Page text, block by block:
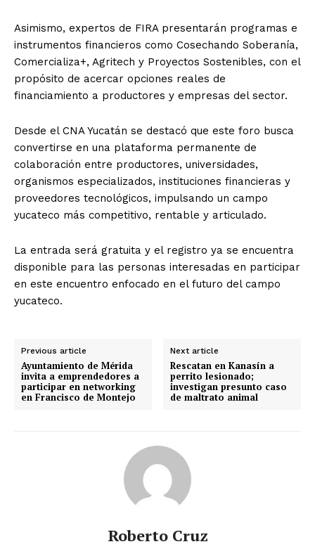
Asimismo, expertos de FIRA presentarán programas e
instrumentos financieros como Cosechando Soberanía,
Comercializa+, Agritech y Proyectos Sostenibles, con el
propósito de acercar opciones reales de
financiamiento a productores y empresas del sector.
Desde el CNA Yucatán se destacó que este foro busca
convertirse en una plataforma permanente de
colaboración entre productores, universidades,
organismos especializados, instituciones financieras y
proveedores tecnológicos, impulsando un campo
yucateco más competitivo, rentable y articulado.
La entrada será gratuita y el registro ya se encuentra
disponible para las personas interesadas en participar
en este encuentro enfocado en el futuro del campo
yucateco.
Previous article
Ayuntamiento de Mérida
invita a emprendedores a
participar en networking
en Francisco de Montejo
Next article
Rescatan en Kanasín a
perrito lesionado;
investigan presunto caso
de maltrato animal
Roberto Cruz